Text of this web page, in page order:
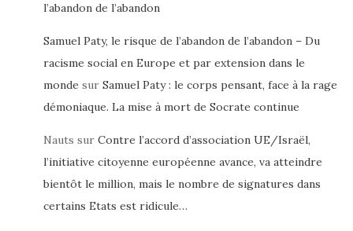
l’abandon de l’abandon
Samuel Paty, le risque de l’abandon de l’abandon – Du
racisme social en Europe et par extension dans le
monde sur Samuel Paty : le corps pensant, face à la rage
démoniaque. La mise à mort de Socrate continue
Nauts sur Contre l’accord d’association UE/Israël,
l’initiative citoyenne européenne avance, va atteindre
bientôt le million, mais le nombre de signatures dans
certains Etats est ridicule…